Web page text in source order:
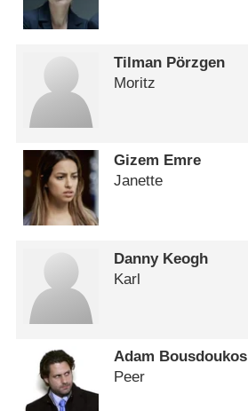
Tilman Pörzgen
Moritz
Gizem Emre
Janette
Danny Keogh
Karl
Adam Bousdoukos
Peer